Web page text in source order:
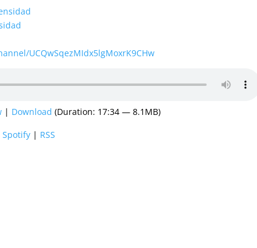
UCQwSqezMIdx5lgMoxrK9CHw
| Download (Duration: 17:34 — 8.1MB)
Spotify | RSS